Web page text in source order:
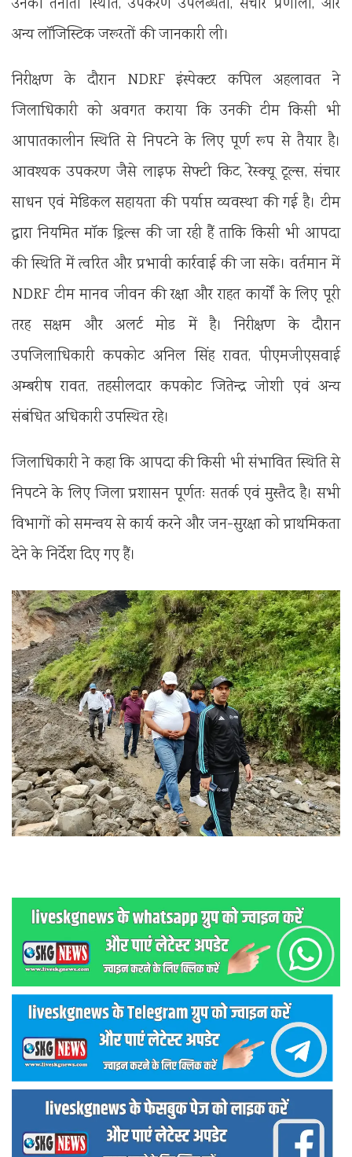
अन्य लॉजिस्टिक जरूरतों की जानकारी ली।
निरीक्षण के दौरान NDRF इंस्पेक्टर कपिल अहलावत ने
जिलाधिकारी को अवगत कराया कि उनकी टीम किसी भी
आपातकालीन स्थिति से निपटने के लिए पूर्ण रूप से तैयार है।
आवश्यक उपकरण जैसे लाइफ सेफ्टी किट, रेस्क्यू टूल्स, संचार
साधन एवं मेडिकल सहायता की पर्याप्त व्यवस्था की गई है। टीम
द्वारा नियमित मॉक ड्रिल्स की जा रही हैं ताकि किसी भी आपदा
की स्थिति में त्वरित और प्रभावी कार्रवाई की जा सके। वर्तमान में
NDRF टीम मानव जीवन की रक्षा और राहत कार्यों के लिए पूरी
तरह सक्षम और अलर्ट मोड में है। निरीक्षण के दौरान
उपजिलाधिकारी कपकोट अनिल सिंह रावत, पीएमजीएसवाई
अम्बरीष रावत, तहसीलदार कपकोट जितेन्द्र जोशी एवं अन्य
संबंधित अधिकारी उपस्थित रहे।
जिलाधिकारी ने कहा कि आपदा की किसी भी संभावित स्थिति से
निपटने के लिए जिला प्रशासन पूर्णतः सतर्क एवं मुस्तैद है। सभी
विभागों को समन्वय से कार्य करने और जन-सुरक्षा को प्राथमिकता
देने के निर्देश दिए गए हैं।